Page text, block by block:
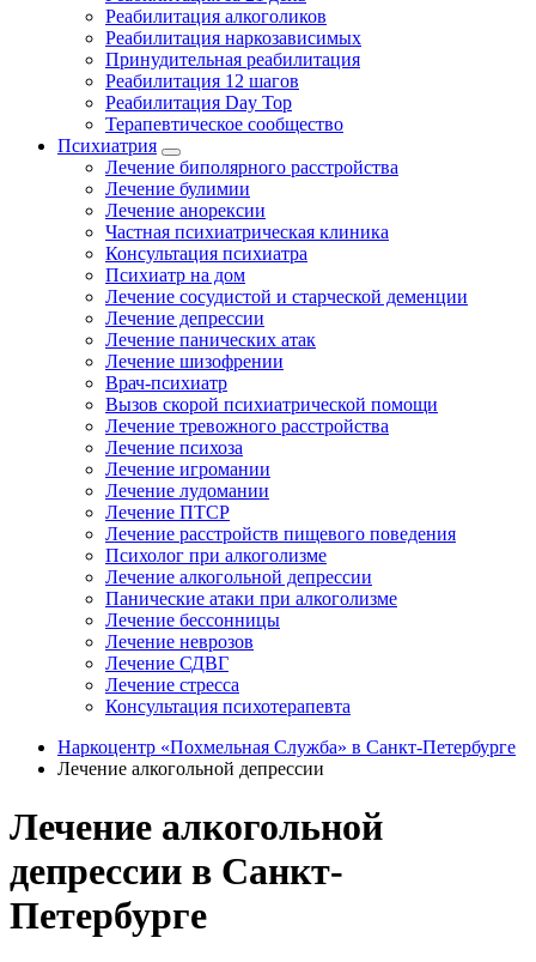
Реабилитация алкоголиков
Реабилитация наркозависимых
Принудительная реабилитация
Реабилитация 12 шагов
Реабилитация Day Top
Терапевтическое сообщество
Психиатрия
Лечение биполярного расстройства
Лечение булимии
Лечение анорексии
Частная психиатрическая клиника
Консультация психиатра
Психиатр на дом
Лечение сосудистой и старческой деменции
Лечение депрессии
Лечение панических атак
Лечение шизофрении
Врач-психиатр
Вызов скорой психиатрической помощи
Лечение тревожного расстройства
Лечение психоза
Лечение игромании
Лечение лудомании
Лечение ПТСР
Лечение расстройств пищевого поведения
Психолог при алкоголизме
Лечение алкогольной депрессии
Панические атаки при алкоголизме
Лечение бессонницы
Лечение неврозов
Лечение СДВГ
Лечение стресса
Консультация психотерапевта
Наркоцентр «Похмельная Служба» в Санкт-Петербурге
Лечение алкогольной депрессии
Лечение алкогольной
депрессии в Санкт-
Петербурге